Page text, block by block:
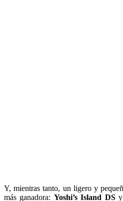
Y, mientras tanto, un ligero y
más ganadora: Yoshi’s Island DSy